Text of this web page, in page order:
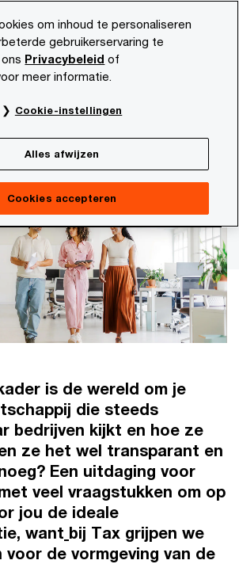
Onze vakgebieden
oplossingen in een
is de wereld om je
die steeds
bedrijven kijkt en hoe ze
ze het wel transparant en
Een uitdaging voor
veel vraagstukken om op
jou de ideale
want bij Tax grijpen we
voor de vormgeving van de
om inhoud te personaliseren
gebruikerservaring te
Privacybeleid of
meer informatie.
Cookie-instellingen
Alles afwijzen
Cookies accepteren